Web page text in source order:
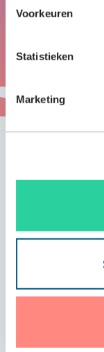
Voorkeuren
Statistieken
Marketing
Digital Twins
Informatie &
Kavelverdeling